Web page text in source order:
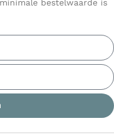
bestelwaarde is